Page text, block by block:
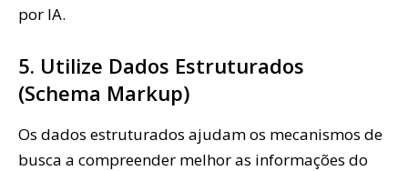
por IA.
5. Utilize Dados Estruturados
(Schema Markup)
Os dados estruturados ajudam os mecanismos de
busca a compreender melhor as informações do